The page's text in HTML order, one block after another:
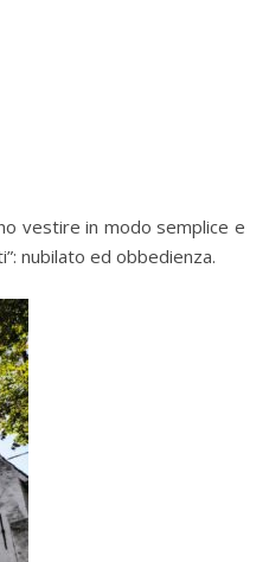
vestire in modo semplice e
nubilato ed obbedienza.